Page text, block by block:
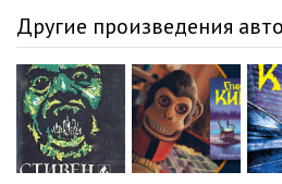
Другие произведения